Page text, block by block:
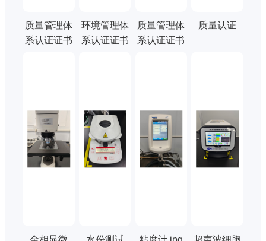
质量管理体
系认证证书
环境管理体
系认证证书
质量管理体
系认证证书
质量认证